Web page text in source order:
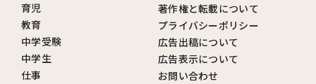
育児
教育
中学受験
中学生
仕事
著作権と転載について
プライバシーポリシー
広告出稿について
広告表示について
お問い合わせ